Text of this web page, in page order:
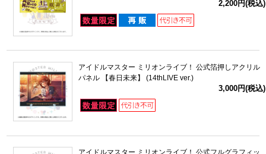
2,200円(税込)
アイドルマスター ミリオンライブ！ 公式箔押しアクリル
パネル 【春日未来】 (14thLIVE ver.)
3,000円(税込)
アイドルマスター ミリオンライブ！ 公式フルグラフィッ